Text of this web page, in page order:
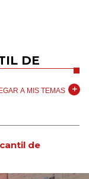
DE
A MIS TEMAS
de